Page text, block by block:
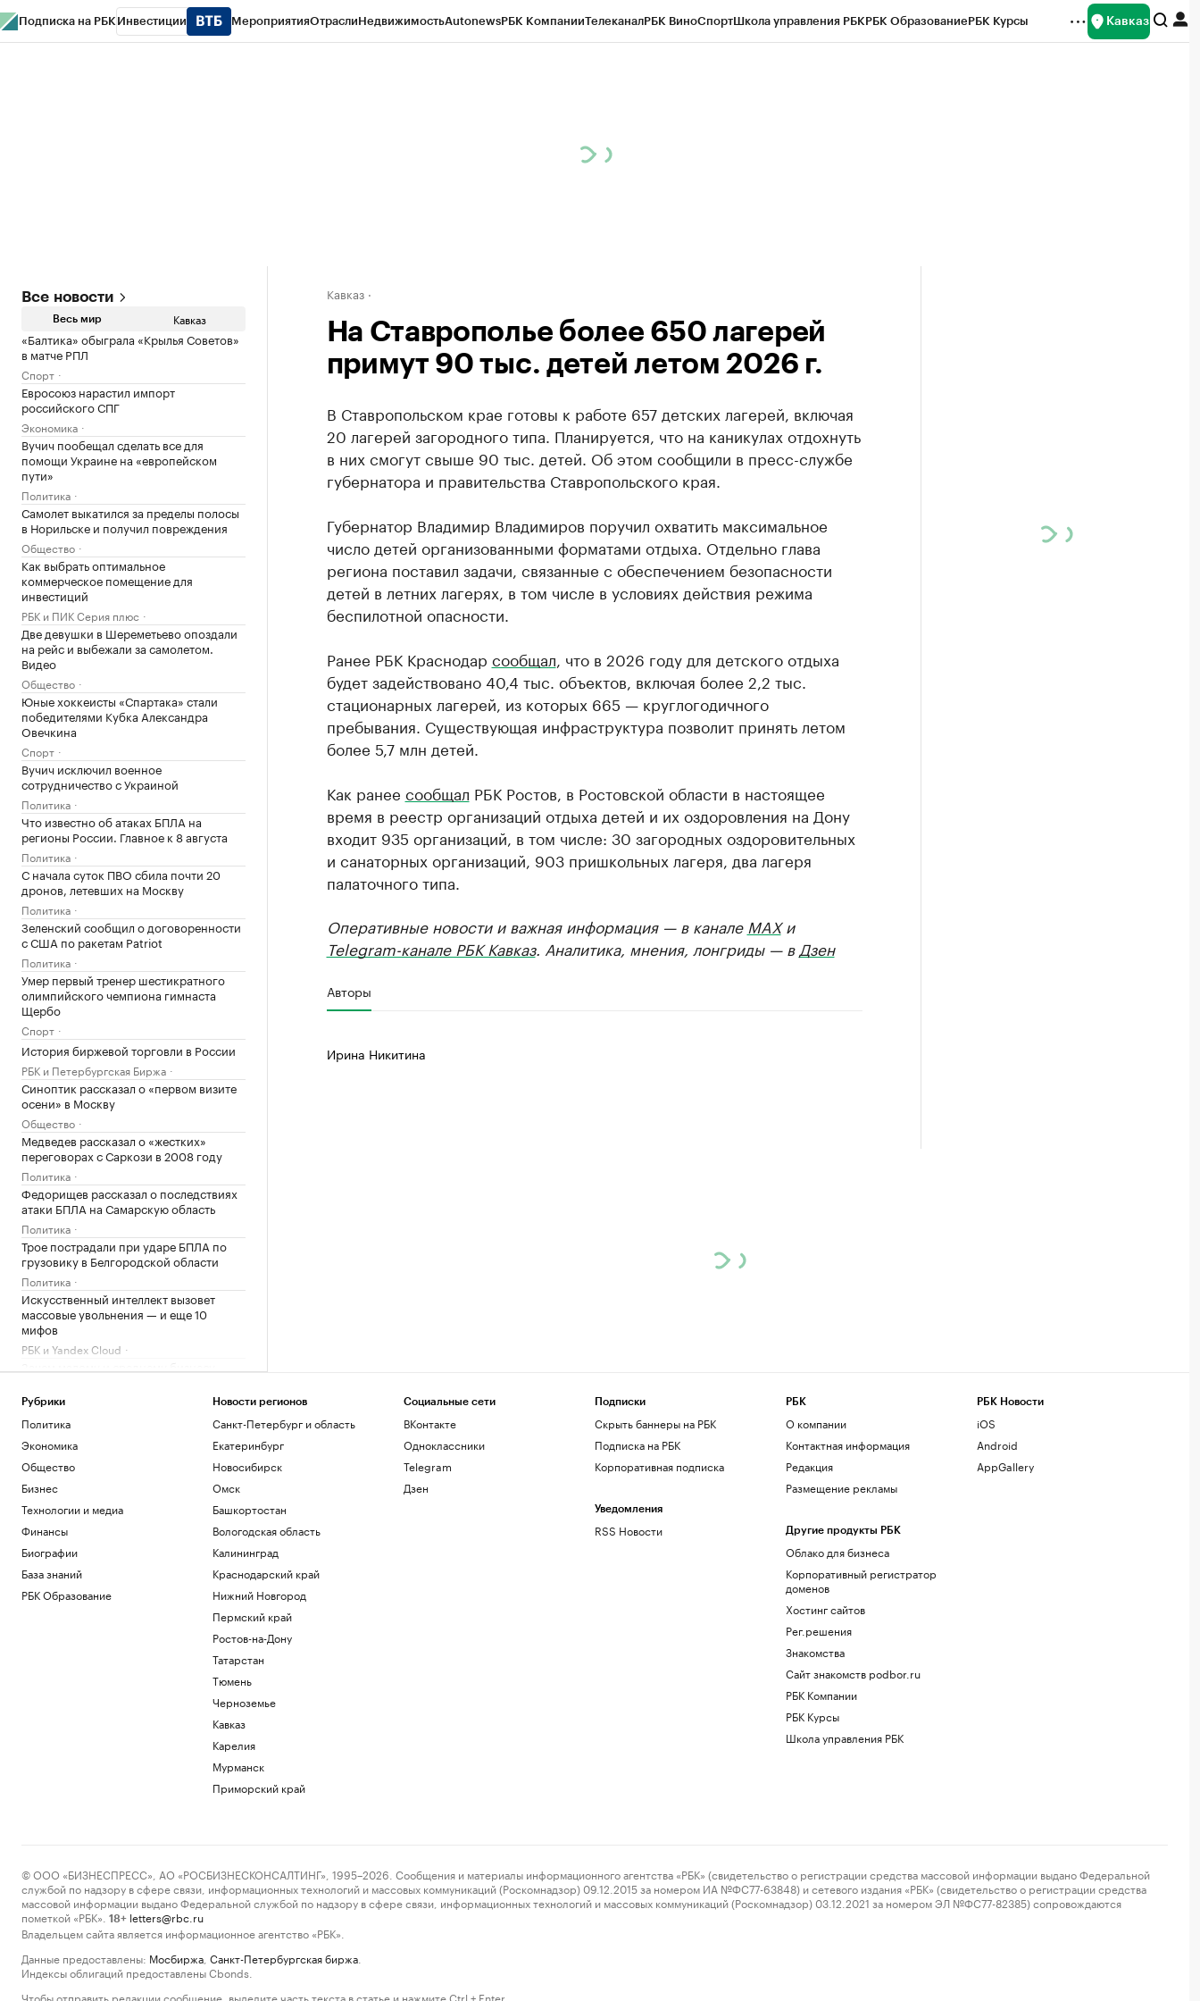
Подписка на РБК Инвестиции МероприятияОтраслиНедвижимостьAutonewsРБК КомпанииТелеканалРБК ВиноСпортШкола управления РБКРБК ОбразованиеРБК Курсы Кавказ
Все новости
Весь мир Кавказ
«Балтика» обыграла «Крылья Советов»
в матче РПЛ
Спорт
Евросоюз нарастил импорт
российского СПГ
Экономика
Вучич пообещал сделать все для
помощи Украине на «европейском
пути»
Политика
Самолет выкатился за пределы полосы
в Норильске и получил повреждения
Общество
Как выбрать оптимальное
коммерческое помещение для
инвестиций
РБК и ПИК Серия плюс
Две девушки в Шереметьево опоздали
на рейс и выбежали за самолетом.
Видео
Общество
Юные хоккеисты «Спартака» стали
победителями Кубка Александра
Овечкина
Спорт
Вучич исключил военное
сотрудничество с Украиной
Политика
Что известно об атаках БПЛА на
регионы России. Главное к 8 августа
Политика
С начала суток ПВО сбила почти 20
дронов, летевших на Москву
Политика
Зеленский сообщил о договоренности
с США по ракетам Patriot
Политика
Умер первый тренер шестикратного
олимпийского чемпиона гимнаста
Щербо
Спорт
История биржевой торговли в России
РБК и Петербургская Биржа
Синоптик рассказал о «первом визите
осени» в Москву
Общество
Медведев рассказал о «жестких»
переговорах с Саркози в 2008 году
Политика
Федорищев рассказал о последствиях
атаки БПЛА на Самарскую область
Политика
Трое пострадали при ударе БПЛА по
грузовику в Белгородской области
Политика
Искусственный интеллект вызовет
массовые увольнения — и еще 10
мифов
РБК и Yandex Cloud
РБК и МСП Банк
На Запорожской АЭС объяснили
причину отключения внешнего
электропитания
Политика
Кавказ
На Ставрополье более 650 лагерей
примут 90 тыс. детей летом 2026 г.
В Ставропольском крае готовы к работе 657 детских лагерей, включая
20 лагерей загородного типа. Планируется, что на каникулах отдохнуть
в них смогут свыше 90 тыс. детей. Об этом сообщили в пресс-службе
губернатора и правительства Ставропольского края.
Губернатор Владимир Владимиров поручил охватить максимальное
число детей организованными форматами отдыха. Отдельно глава
региона поставил задачи, связанные с обеспечением безопасности
детей в летних лагерях, в том числе в условиях действия режима
беспилотной опасности.
Ранее РБК Краснодар сообщал , что в 2026 году для детского отдыха
будет задействовано 40,4 тыс. объектов, включая более 2,2 тыс.
стационарных лагерей, из которых 665 — круглогодичного
пребывания. Существующая инфраструктура позволит принять летом
более 5,7 млн детей.
Как ранее сообщал РБК Ростов, в Ростовской области в настоящее
время в реестр организаций отдыха детей и их оздоровления на Дону
входит 935 организаций, в том числе: 30 загородных оздоровительных
и санаторных организаций, 903 пришкольных лагеря, два лагеря
палаточного типа.
Оперативные новости и важная информация — в канале MAXи
Telegram-канале РБК Кавказ. Аналитика, мнения, лонгриды — в Дзен
Авторы
Ирина Никитина
Рубрики
Политика
Экономика
Общество
Бизнес
Технологии и медиа
Финансы
Биографии
База знаний
РБК Образование
Новости регионов
Санкт-Петербург и область
Екатеринбург
Новосибирск
Омск
Башкортостан
Вологодская область
Калининград
Краснодарский край
Нижний Новгород
Пермский край
Ростов-на-Дону
Татарстан
Тюмень
Черноземье
Кавказ
Карелия
Мурманск
Приморский край
Социальные сети
ВКонтакте
Одноклассники
Telegram
Дзен
Подписки
Скрыть баннеры на РБК
Подписка на РБК
Корпоративная подписка
Уведомления
RSS Новости
РБК
О компании
Контактная информация
Редакция
Размещение рекламы
Другие продукты РБК
Облако для бизнеса
Корпоративный регистратор
доменов
Хостинг сайтов
Рег.решения
Знакомства
Сайт знакомств podbor.ru
РБК Компании
РБК Курсы
Школа управления РБК
РБК Новости
iOS
Android
AppGallery
© ООО «БИЗНЕСПРЕСС», АО «РОСБИЗНЕСКОНСАЛТИНГ», 1995–2026. Сообщения и материалы информационного агентства «РБК» (свидетельство о регистрации средства массовой информации выдано Федеральной
службой по надзору в сфере связи, информационных технологий и массовых коммуникаций (Роскомнадзор) 09.12.2015 за номером ИА №ФС77-63848) и сетевого издания «РБК» (свидетельство о регистрации средства
массовой информации выдано Федеральной службой по надзору в сфере связи, информационных технологий и массовых коммуникаций (Роскомнадзор) 03.12.2021 за номером ЭЛ №ФС77-82385) сопровождаются
пометкой «РБК».
18+ letters@rbc.ru
Владельцем сайта является информационное агентство «РБК».
Данные предоставлены: Мосбиржа Санкт-Петербургская биржа
Индексы облигаций предоставлены Cbonds.
Чтобы отправить редакции сообщение, выделите часть текста в статье и нажмите Ctrl + Enter